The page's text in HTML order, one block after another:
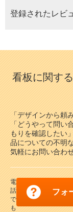
登録されたレビ
看板に関す
「デザインから頼
「どうやって問い
もりを確認したい
品についての不明
気軽にお問い合わ
フォ
電
話
で
も